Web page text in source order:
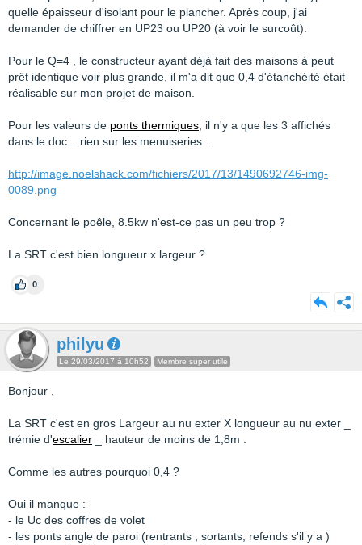
quelle épaisseur d'isolant pour le plancher. Après coup, j'ai
demander de chiffrer en UP23 ou UP20 (à voir le surcoût).
Pour le Q=4 , le constructeur ayant déjà fait des maisons à peut
prêt identique voir plus grande, il m'a dit que 0,4 d'étanchéité était
réalisable sur mon projet de maison.
Pour les valeurs de ponts thermiques , il n'y a que les 3 affichés
dans le doc... rien sur les menuiseries...
http://image.noelshack.com/fichiers/2017/13/1490692746-img-
0089.png
Concernant le poêle, 8.5kw n'est-ce pas un peu trop ?
La SRT c'est bien longueur x largeur ?
0
philyu
Le 29/03/2017 à 10h52 Membre super utile
Bonjour ,
La SRT c'est en gros Largeur au nu exter X longueur au nu exter _
trémie d'escalier _ hauteur de moins de 1,8m .
Comme les autres pourquoi 0,4 ?
Oui il manque :
- le Uc des coffres de volet
- les ponts angle de paroi (rentrants , sortants, refends s'il y a )